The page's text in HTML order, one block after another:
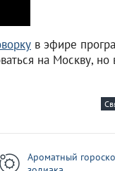
в эфире
на Москву, но
Ароматный